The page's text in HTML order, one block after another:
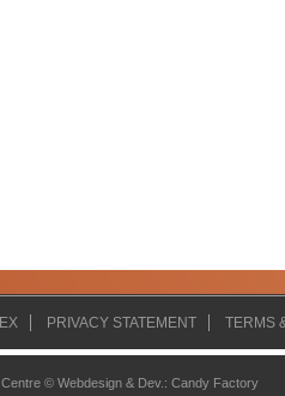
PRIVACY STATEMENT TERMS
Centre © Webdesign & Dev. : Candy Factory